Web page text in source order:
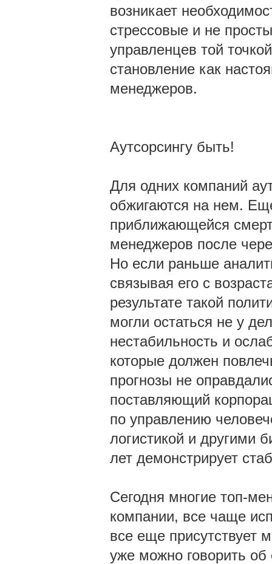
возникает
стрессовые и не
управленцев той
становление как
менеджеров.
Аутсорсингу быть!
Для одних компаний
обжигаются на нем.
приближающейся
менеджеров после
Но если раньше
связывая его с
результате такой
могли остаться не у
нестабильность и
которые должен
прогнозы не
поставляющий
по управлению
логистикой и другими
лет демонстрирует
Сегодня многие топ-
компании, все чаще
все еще присутствует
уже можно говорить об